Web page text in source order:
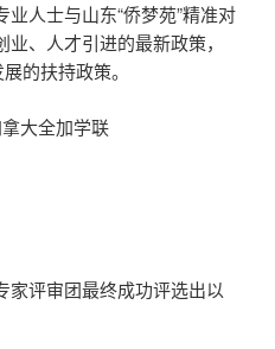
人士与山东“侨梦苑”精准对
、人才引进的最新政策，
的扶持政策。
大全加学联
家评审团最终成功评选出以